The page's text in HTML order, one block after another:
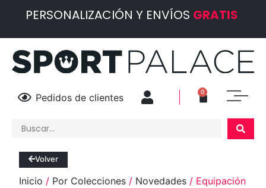
PERSONALIZACIÓN Y ENVÍOS GRATIS
Pedidos de clientes 0
Volver
Inicio / Por Colecciones / Novedades / Equipación